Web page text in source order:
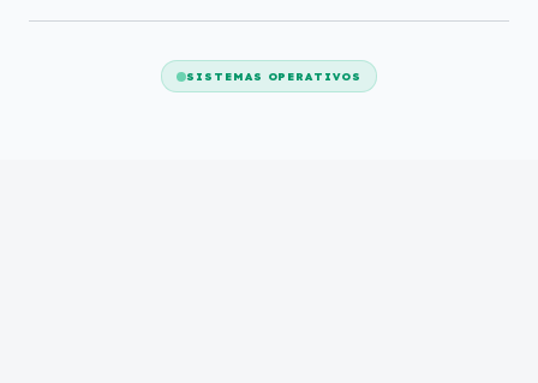
SISTEMAS OPERATIVOS